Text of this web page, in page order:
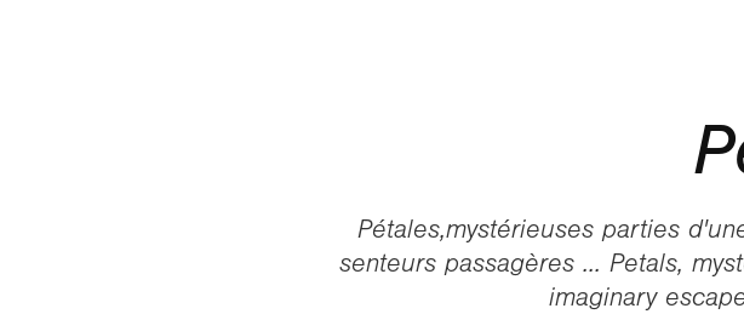
Pétales,mystérieuses parties
senteurs passagères ... Petals,
imaginary